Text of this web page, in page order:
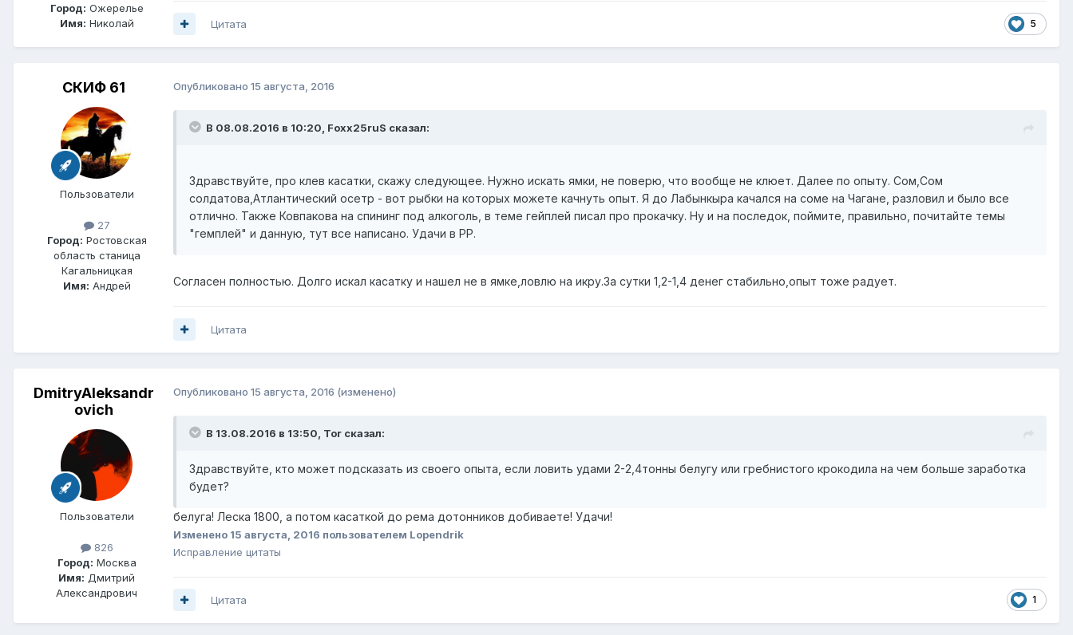
Город: Ожерелье
Имя: Николай 5
Цитата
СКИФ 61
Пользователи
27
Город: Ростовская
область станица
Кагальницкая
Имя: Андрей
Опубликовано 15 августа, 2016
В 08.08.2016 в 10:20, Foxx25ruS сказал:
Здравствуйте, про клев касатки, скажу следующее. Нужно искать ямки, не поверю, что вообще не клюет. Далее по опыту. Сом,Сом
солдатова,Атлантический осетр - вот рыбки на которых можете качнуть опыт. Я до Лабынкыра качался на соме на Чагане, разловил и было все
отлично. Также Ковпакова на спининг под алкоголь, в теме гейплей писал про прокачку. Ну и на последок, поймите, правильно, почитайте темы
"гемплей" и данную, тут все написано. Удачи в РР.
Согласен полностью. Долго искал касатку и нашел не в ямке,ловлю на икру.За сутки 1,2-1,4 денег стабильно,опыт тоже радует.
Цитата
DmitryAleksandr
ovich
Пользователи
826
Город: Москва
Имя: Дмитрий
Александрович
Опубликовано 15 августа, 2016 (изменено)
В 13.08.2016 в 13:50, Tor сказал:
Здравствуйте, кто может подсказать из своего опыта, если ловить удами 2-2,4тонны белугу или гребнистого крокодила на чем больше заработка
будет?
белуга! Леска 1800, а потом касаткой до рема дотонников добиваете! Удачи!
Изменено 15 августа, 2016 пользователем Lopendrik
Исправление цитаты
1
Цитата